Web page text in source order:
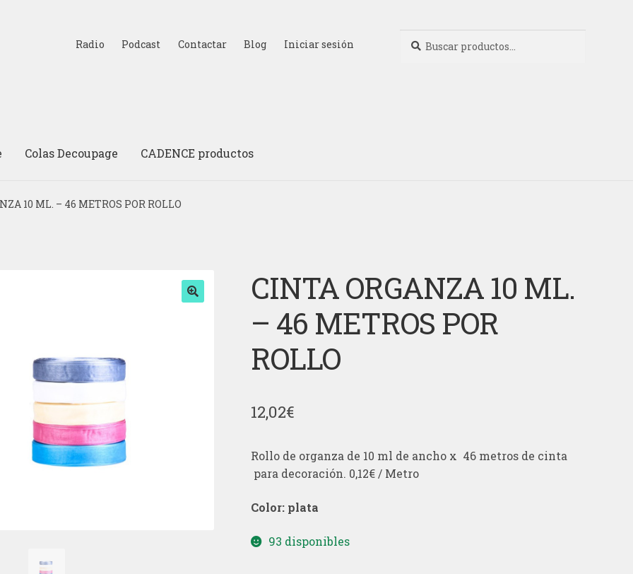
Radio Podcast Contactar Blog Iniciar sesión
por:
Colas Decoupage CADENCE productos
10 ML. – 46 METROS POR ROLLO
CINTA ORGANZA 10 ML.
– 46 METROS POR
ROLLO
12,02€
Rollo de organza de 10 ml de ancho x 46 metros de cinta
para decoración. 0,12€ / Metro
Color: plata
93 disponibles